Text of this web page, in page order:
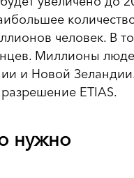
человек. В
Миллионы
и Новой
ETIAS.
нужно